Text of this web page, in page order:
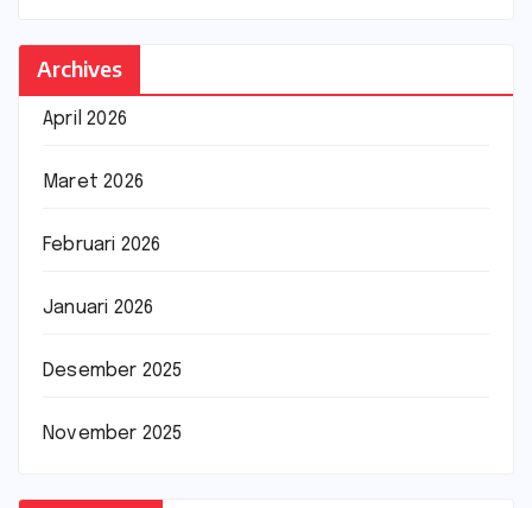
Archives
April 2026
Maret 2026
Februari 2026
Januari 2026
Desember 2025
November 2025